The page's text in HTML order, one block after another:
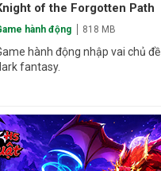
of the Forgotten Path
hành động 818 MB
hành động nhập vai chủ đề
fantasy.